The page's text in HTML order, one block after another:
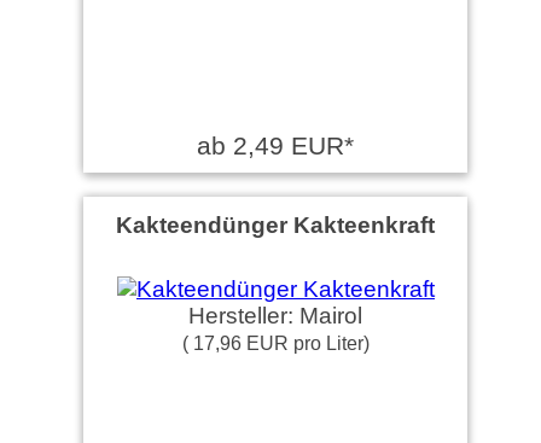
ab 2,49 EUR*
Kakteendünger Kakteenkraft
Hersteller: Mairol
( 17,96 EUR pro Liter)